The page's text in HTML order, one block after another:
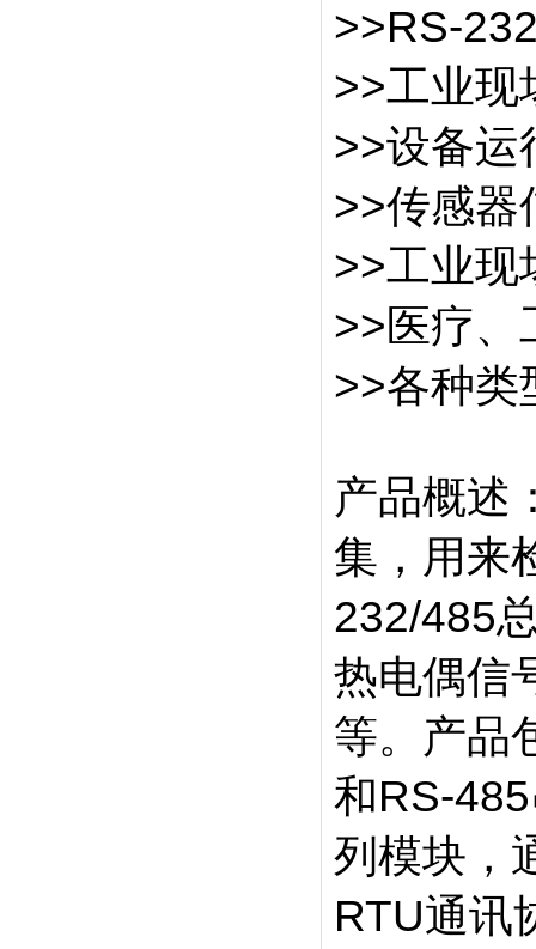
>>RS-
>>工业现
>>设备运
>>传感器
>>工业现
>>医疗、
>>各种类
产品概述
集，用来
232/485
热电偶信
等。产品
和RS-
列模块，
RTU通讯